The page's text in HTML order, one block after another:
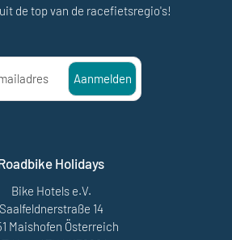
de top van de racefietsregio's!
Aanmelden
Holidays
Bike Hotels e.V.
Saalfeldnerstraße 14
Maishofen Österreich